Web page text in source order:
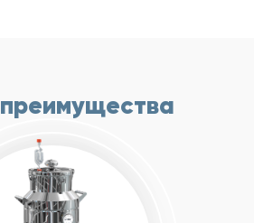
преимущества